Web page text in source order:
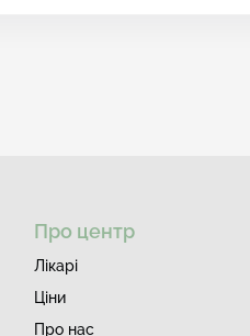
Про центр
Лiкарi
Ціни
Про нас